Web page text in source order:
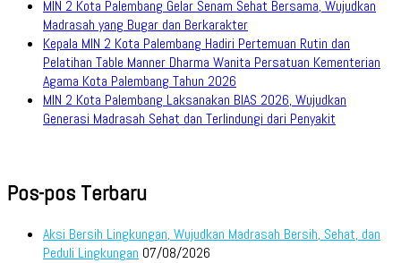
MIN 2 Kota Palembang Gelar Senam Sehat Bersama, Wujudkan
Madrasah yang Bugar dan Berkarakter
Kepala MIN 2 Kota Palembang Hadiri Pertemuan Rutin dan
Pelatihan Table Manner Dharma Wanita Persatuan Kementerian
Agama Kota Palembang Tahun 2026
MIN 2 Kota Palembang Laksanakan BIAS 2026, Wujudkan
Generasi Madrasah Sehat dan Terlindungi dari Penyakit
Pos-pos Terbaru
Aksi Bersih Lingkungan, Wujudkan Madrasah Bersih, Sehat, dan
Peduli Lingkungan 07/08/2026